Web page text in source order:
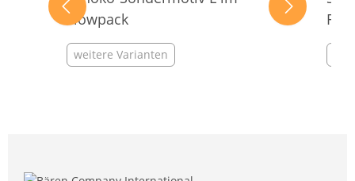
Flowpack
weitere Varianten